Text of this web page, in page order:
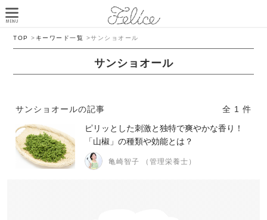
TOP > キーワード一覧 >サンショオール
サンショオール
サンショオールの記事
全 1 件
ピリッとした刺激と独特で爽やかな香り！
「山椒」の種類や効能とは？
亀崎智子 （管理栄養士）